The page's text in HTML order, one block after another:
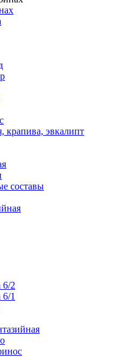
крапива, эвкалипт
составы
6/2
1